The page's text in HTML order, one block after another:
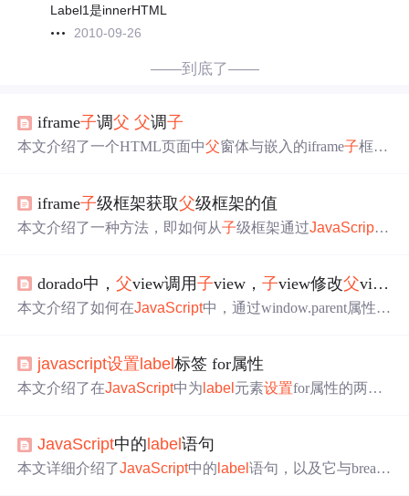
Label1是innerHTML
2010-09-26
——到底了——
iframe子调父 父调子
本文介绍了一个HTML页面中父窗体与嵌入的iframe子框架
下元素的访问与操作。
iframe子级框架获取父级框架的值
本文介绍了一种方法，即如何从子级框架通过JavaScript
abel的文本。
dorado中，父view调用子view，子view修改父view的值
本文介绍了如何在JavaScript中，通过window.parent属性在
数据交互技巧。
javascript设置label标签 for属性
本文介绍了在JavaScript中为 label 元素设置for属性的两种
JavaScript中的 label语句
本文详细介绍了JavaScript中的 label语句，以及它与break